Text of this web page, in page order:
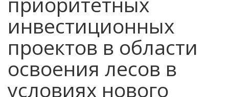
инвестиционных
проектов в области
освоения лесов в
условиях нового